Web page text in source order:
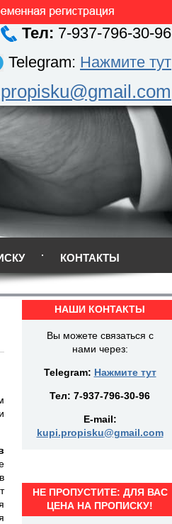
Тел: 7-937-796-30-96
Telegram: Нажмите тут
КОНТАКТЫ
НАШИ КОНТАКТЫ
Вы можете связаться с
нами через:
Telegram: Нажмите тут
Тел: 7-937-796-30-96
E-mail:
kupi.propisku@gmail.com
НЕ ПРОПУСТИТЕ: ДЛЯ ВАС
ЦЕНА НА ПРОПИСКУ!